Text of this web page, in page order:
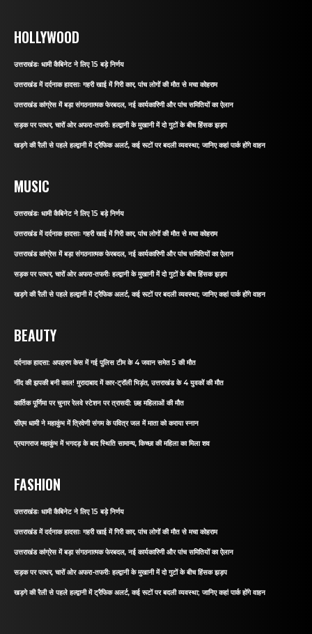
HOLLYWOOD
उत्तराखंडः धामी कैबिनेट ने लिए 15 बड़े निर्णय
उत्तराखंड में दर्दनाक हादसाः गहरी खाई में गिरी कार, पांच लोगों की मौत से मचा कोहराम
उत्तराखंड कांग्रेस में बड़ा संगठनात्मक फेरबदल, नई कार्यकारिणी और पांच समितियों का ऐलान
सड़क पर पत्थर, चारों ओर अफरा-तफरीः हल्द्वानी के मुखानी में दो गुटों के बीच हिंसक झड़प
खड़गे की रैली से पहले हल्द्वानी में ट्रैफिक अलर्ट, कई रूटों पर बदली व्यवस्था; जानिए कहां पार्क होंगे वाहन
MUSIC
उत्तराखंडः धामी कैबिनेट ने लिए 15 बड़े निर्णय
उत्तराखंड में दर्दनाक हादसाः गहरी खाई में गिरी कार, पांच लोगों की मौत से मचा कोहराम
उत्तराखंड कांग्रेस में बड़ा संगठनात्मक फेरबदल, नई कार्यकारिणी और पांच समितियों का ऐलान
सड़क पर पत्थर, चारों ओर अफरा-तफरीः हल्द्वानी के मुखानी में दो गुटों के बीच हिंसक झड़प
खड़गे की रैली से पहले हल्द्वानी में ट्रैफिक अलर्ट, कई रूटों पर बदली व्यवस्था; जानिए कहां पार्क होंगे वाहन
BEAUTY
दर्दनाक हादसा: अपहरण केस में गई पुलिस टीम के 4 जवान समेत 5 की मौत
नींद की झपकी बनी काल! मुरादाबाद में कार-ट्रॉली भिड़ंत, उत्तराखंड के 4 युवकों की मौत
कार्तिक पूर्णिमा पर चुनार रेलवे स्टेशन पर त्रासदी: छह महिलाओं की मौत
सीएम धामी ने महाकुंभ में त्रिवेणी संगम के पवित्र जल में माता को कराया स्नान
प्रयागराज महाकुंभ में भगदड़ के बाद स्थिति सामान्य, किच्छा की महिला का मिला शव
FASHION
उत्तराखंडः धामी कैबिनेट ने लिए 15 बड़े निर्णय
उत्तराखंड में दर्दनाक हादसाः गहरी खाई में गिरी कार, पांच लोगों की मौत से मचा कोहराम
उत्तराखंड कांग्रेस में बड़ा संगठनात्मक फेरबदल, नई कार्यकारिणी और पांच समितियों का ऐलान
सड़क पर पत्थर, चारों ओर अफरा-तफरीः हल्द्वानी के मुखानी में दो गुटों के बीच हिंसक झड़प
खड़गे की रैली से पहले हल्द्वानी में ट्रैफिक अलर्ट, कई रूटों पर बदली व्यवस्था; जानिए कहां पार्क होंगे वाहन